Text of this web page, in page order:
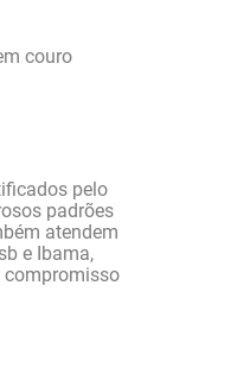
couro
pelo
padrões
atendem
e Ibama,
compromisso